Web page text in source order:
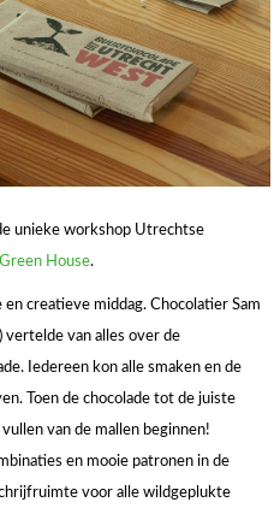
unieke workshop Utrechtse
Green House.
creatieve middag. Chocolatier Sam
) vertelde van alles over de
Iedereen kon alle smaken en de
Toen de chocolade tot de juiste
van de mallen beginnen!
en mooie patronen in de
voor alle wildgeplukte